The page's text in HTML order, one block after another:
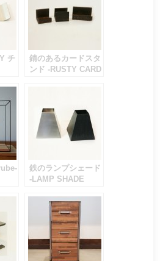
チ
錆のあるカードスタ
ンド -RUSTY CARD
鉄のランプシェード
-LAMP SHADE